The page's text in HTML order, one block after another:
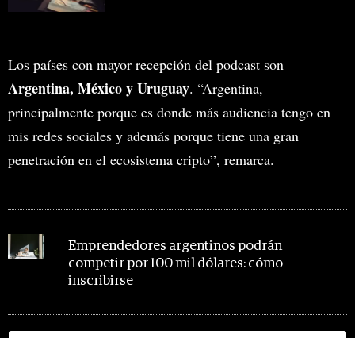
Los países con mayor recepción del podcast son
Argentina, México y Uruguay. “Argentina,
principalmente porque es donde más audiencia tengo en
mis redes sociales y además porque tiene una gran
penetración en el ecosistema cripto”, remarca.
Emprendedores argentinos podrán
competir por 100 mil dólares: cómo
inscribirse